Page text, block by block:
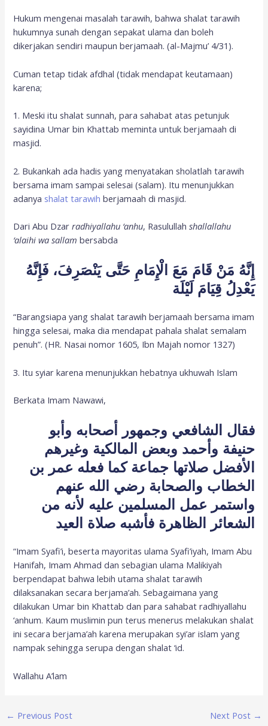
Hukum mengenai masalah tarawih, bahwa shalat tarawih
hukumnya sunah dengan sepakat ulama dan boleh
dikerjakan sendiri maupun berjamaah. (al-Majmu’ 4/31).
Cuman tetap tidak afdhal (tidak mendapat keutamaan)
karena;
1. Meski itu shalat sunnah, para sahabat atas petunjuk
sayidina Umar bin Khattab meminta untuk berjamaah di
masjid.
2. Bukankah ada hadis yang menyatakan sholatlah tarawih
bersama imam sampai selesai (salam). Itu menunjukkan
adanya shalat tarawih berjamaah di masjid.
Dari Abu Dzarradhiyallahu ‘anhu, Rasulullahshallallahu
‘alaihi wa sallam bersabda
إِنَّهُ مَنْ قَامَ مَعَ الْإِمَامِ حَتَّى يَنْصَرِفَ، فَإِنَّهُ
يَعْدِلُ قِيَامَ لَيْلَة
“Barangsiapa yang shalat tarawih berjamaah bersama imam
hingga selesai, maka dia mendapat pahala shalat semalam
penuh”. (HR. Nasai nomor 1605, Ibn Majah nomor 1327)
3. Itu syiar karena menunjukkan hebatnya ukhuwah Islam
Berkata Imam Nawawi,
فقال الشافعي وجمهور أصحابه وأبو
حنيفة وأحمد وبعض المالكية وغيرهم
الأفضل صلاتها جماعة كما فعله عمر بن
الخطاب والصحابة رضي الله عنهم
واستمر عمل المسلمين عليه لأنه من
الشعائر الظاهرة فأشبه صلاة العيد
“Imam Syafi’i, beserta mayoritas ulama Syafi’iyah, Imam Abu
Hanifah, Imam Ahmad dan sebagian ulama Malikiyah
berpendapat bahwa lebih utama shalat tarawih
dilaksanakan secara berjama’ah. Sebagaimana yang
dilakukan Umar bin Khattab dan para sahabat radhiyallahu
‘anhum. Kaum muslimin pun terus menerus melakukan shalat
ini secara berjama’ah karena merupakan syi’ar islam yang
nampak sehingga serupa dengan shalat ‘id.
Wallahu A’lam
← Previous Post Next Post →